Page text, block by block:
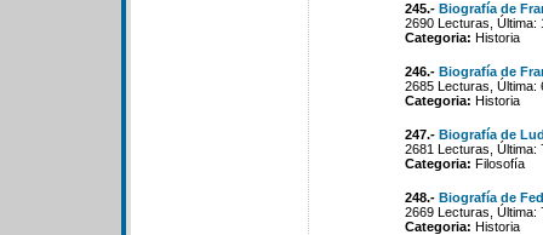
245.- Biografía de
2690 Lecturas, Última:
Categoria: Historia
246.- Biografía de
2685 Lecturas, Última:
Categoria: Historia
247.- Biografía de
2681 Lecturas, Última:
Categoria: Filosofía
248.- Biografía de
2669 Lecturas, Última:
Categoria: Historia